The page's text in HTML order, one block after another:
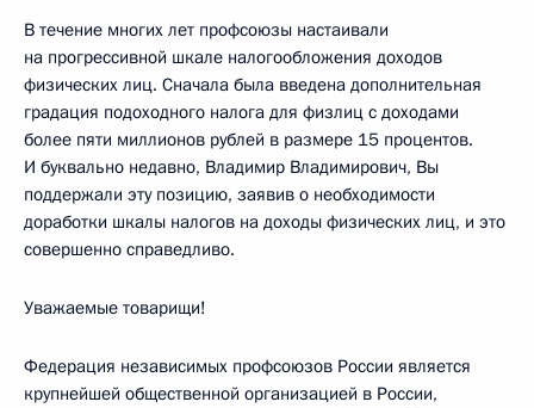
В течение многих лет профсоюзы настаивали
на прогрессивной шкале налогообложения доходов
физических лиц. Сначала была введена дополнительная
градация подоходного налога для физлиц с доходами
более пяти миллионов рублей в размере 15 процентов.
И буквально недавно, Владимир Владимирович, Вы
поддержали эту позицию, заявив о необходимости
доработки шкалы налогов на доходы физических лиц, и это
совершенно справедливо.
Уважаемые товарищи!
Федерация независимых профсоюзов России является
крупнейшей общественной организацией в России,